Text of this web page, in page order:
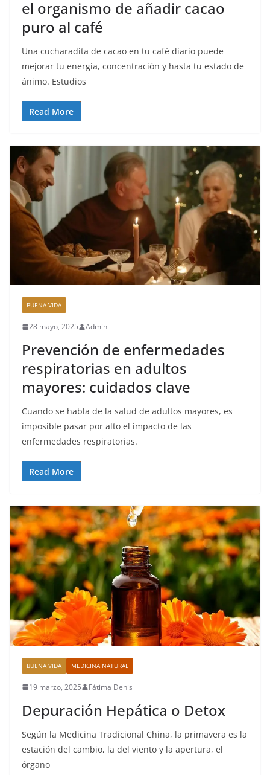
el organismo de añadir cacao
puro al café
Una cucharadita de cacao en tu café diario puede
mejorar tu energía, concentración y hasta tu estado de
ánimo. Estudios
Read More
BUENA VIDA
28 mayo, 2025 Admin
Prevención de enfermedades
respiratorias en adultos
mayores: cuidados clave
Cuando se habla de la salud de adultos mayores, es
imposible pasar por alto el impacto de las
enfermedades respiratorias.
Read More
BUENA VIDA MEDICINA NATURAL
19 marzo, 2025 Fátima Denis
Depuración Hepática o Detox
Según la Medicina Tradicional China, la primavera es la
estación del cambio, la del viento y la apertura, el
órgano